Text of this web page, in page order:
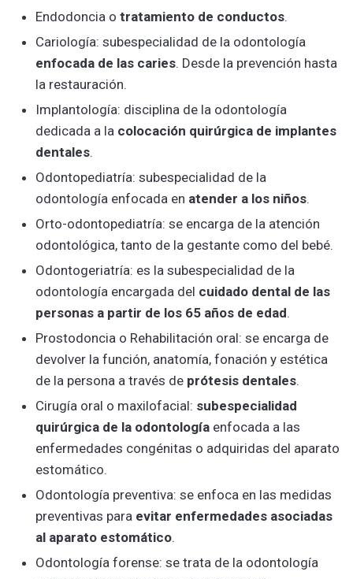
Endodoncia o tratamiento de conductos.
Cariología: subespecialidad de la odontología
enfocada de las caries. Desde la prevención hasta
la restauración.
Implantología: disciplina de la odontología
dedicada a la colocación quirúrgica de implantes
dentales.
Odontopediatría: subespecialidad de la
odontología enfocada en atender a los niños.
Orto-odontopediatría: se encarga de la atención
odontológica, tanto de la gestante como del bebé.
Odontogeriatría: es la subespecialidad de la
odontología encargada del cuidado dental de las
personas a partir de los 65 años de edad.
Prostodoncia o Rehabilitación oral: se encarga de
devolver la función, anatomía, fonación y estética
de la persona a través de prótesis dentales.
Cirugía oral o maxilofacial: subespecialidad
quirúrgica de la odontología enfocada a las
enfermedades congénitas o adquiridas del aparato
estomático.
Odontología preventiva: se enfoca en las medidas
preventivas para evitar enfermedades asociadas
al aparato estomático.
Odontología forense: se trata de la odontología